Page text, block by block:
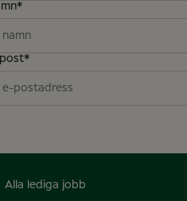
*
*
Alla lediga jobb